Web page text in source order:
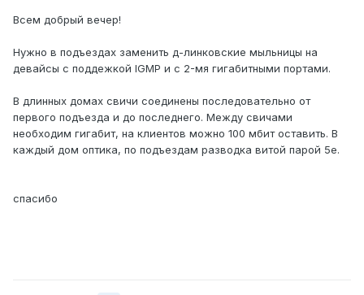
Всем добрый вечер!
Нужно в подъездах заменить д-линковские мыльницы на
девайсы с поддежкой IGMP и с 2-мя гигабитными портами.
В длинных домах свичи соединены последовательно от
первого подъезда и до последнего. Между свичами
необходим гигабит, на клиентов можно 100 мбит оставить. В
каждый дом оптика, по подъездам разводка витой парой 5е.
спасибо